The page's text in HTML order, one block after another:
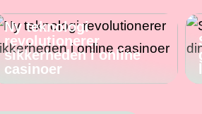
Ny teknologi
revolutionerer
sikkerheden i online
casinoer